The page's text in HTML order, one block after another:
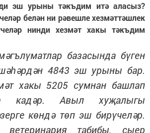
эш урыны тәкъдим итә аласыз?
белән ни рәвешле хезмәттәшлек
нинди хезмәт хакы тәкъдим
базасында бүген
4843 эш урыны бар.
хакы 5205 сумнан башлап
кадәр. Авыл хуҗалыгы
көндә төп эш бирүчеләр.
ветеринария табибы, сыер